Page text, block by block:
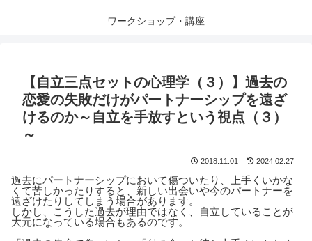
ワークショップ・講座
【自立三点セットの心理学（３）】過去の
恋愛の失敗だけがパートナーシップを遠ざ
けるのか～自立を手放すという視点（３）
～
2018.11.01 2024.02.27
過去にパートナーシップにおいて傷ついたり、上手くいかな
くて苦しかったりすると、新しい出会いや今のパートナーを
遠ざけたりしてしまう場合があります。
しかし、こうした過去が理由ではなく、自立していることが
大元になっている場合もあるのです。